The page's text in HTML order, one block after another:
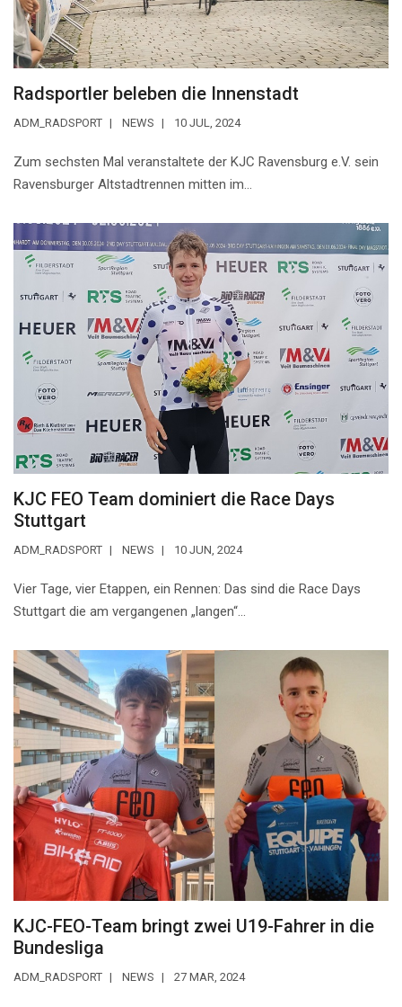
Radsportler beleben die Innenstadt
ADM_RADSPORT NEWS 10 JUL, 2024
Zum sechsten Mal veranstaltete der KJC Ravensburg e.V. sein
Ravensburger Altstadtrennen mitten im...
KJC FEO Team dominiert die Race Days
Stuttgart
ADM_RADSPORT NEWS 10 JUN, 2024
Vier Tage, vier Etappen, ein Rennen: Das sind die Race Days
Stuttgart die am vergangenen „langen“...
KJC-FEO-Team bringt zwei U19-Fahrer in die
Bundesliga
ADM_RADSPORT NEWS 27 MAR, 2024